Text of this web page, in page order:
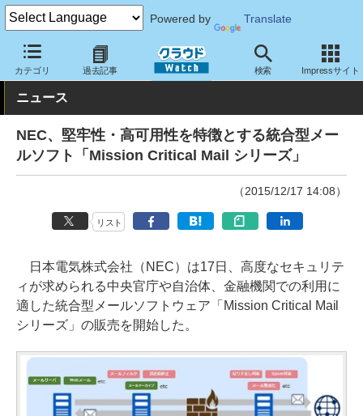
Powered by Translate
カテゴリ 過去記事 検索 Impressサイト
クラウド Watch サービス・ソフト ソフトウェア コミュニケ
ニュース
NEC、堅牢性・高可用性を特徴とする統合型メー
ルソフト「Mission Critical Mail シリーズ」
（2015/12/17 14:08）
リスト
日本電気株式会社（NEC）は17日、高度なセキュリテ
ィが求められる中央官庁や自治体、金融機関での利用に
適した統合型メールソフトウェア「Mission Critical Mail
シリーズ」の販売を開始した。